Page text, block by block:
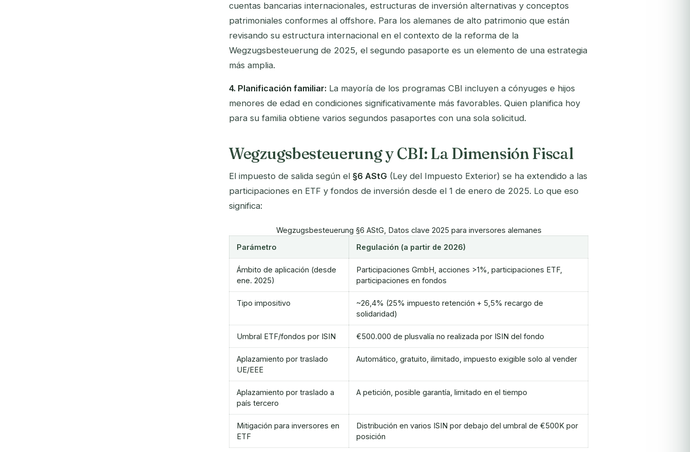
cuentas bancarias internacionales, estructuras de inversión alternativas y conceptos
patrimoniales conformes al offshore. Para los alemanes de alto patrimonio que están
revisando su estructura internacional en el contexto de la reforma de la
Wegzugsbesteuerung de 2025, el segundo pasaporte es un elemento de una estrategia
más amplia.
4. Planificación familiar: La mayoría de los programas CBI incluyen a cónyuges e hijos
menores de edad en condiciones significativamente más favorables. Quien planifica hoy
para su familia obtiene varios segundos pasaportes con una sola solicitud.
Wegzugsbesteuerung y CBI: La Dimensión Fiscal
El impuesto de salida según el §6 AStG (Ley del Impuesto Exterior) se ha extendido a las
participaciones en ETF y fondos de inversión desde el 1 de enero de 2025. Lo que eso
significa:
Wegzugsbesteuerung §6 AStG, Datos clave 2025 para inversores alemanes
Parámetro
Regulación (a partir de 2026)
Ámbito de aplicación (desde
ene. 2025)
Participaciones GmbH, acciones >1%, participaciones ETF,
participaciones en fondos
Tipo impositivo
~26,4% (25% impuesto retención + 5,5% recargo de
solidaridad)
Umbral ETF/fondos por ISIN €500.000 de plusvalía no realizada por ISIN del fondo
Aplazamiento por traslado
UE/EEE
Automático, gratuito, ilimitado, impuesto exigible solo al vender
Aplazamiento por traslado a
país tercero
A petición, posible garantía, limitado en el tiempo
Mitigación para inversores en
ETF
Distribución en varios ISIN por debajo del umbral de €500K por
posición